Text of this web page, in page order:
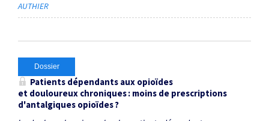
AUTHIER
Dossier
Patients dépendants aux opioïdes
et douloureux chroniques : moins de prescriptions
d'antalgiques opioïdes ?